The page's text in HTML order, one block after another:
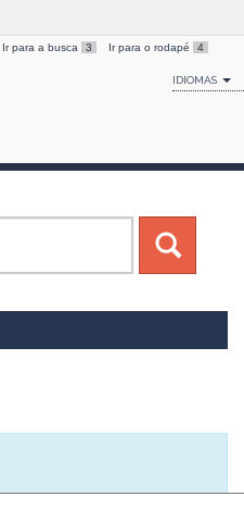
Ir para a busca 3 Ir para o rodapé 4
IDIOMAS